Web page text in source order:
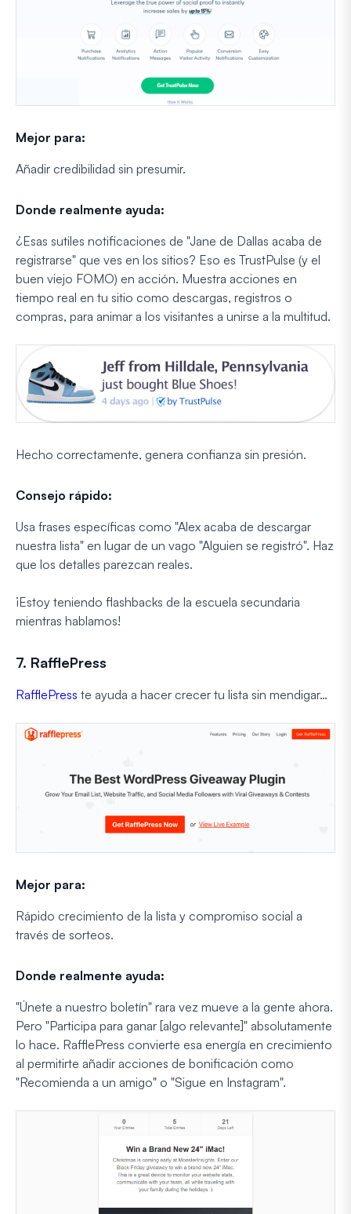
Mejor para:
Añadir credibilidad sin presumir.
Donde realmente ayuda:
¿Esas sutiles notificaciones de "Jane de Dallas acaba de
registrarse" que ves en los sitios? Eso es TrustPulse (y el
buen viejo FOMO) en acción. Muestra acciones en
tiempo real en tu sitio como descargas, registros o
compras, para animar a los visitantes a unirse a la multitud.
Hecho correctamente, genera confianza sin presión.
Consejo rápido:
Usa frases específicas como "Alex acaba de descargar
nuestra lista" en lugar de un vago "Alguien se registró". Haz
que los detalles parezcan reales.
¡Estoy teniendo flashbacks de la escuela secundaria
mientras hablamos!
7. RafflePress
RafflePress te ayuda a hacer crecer tu lista sin mendigar…
Mejor para:
Rápido crecimiento de la lista y compromiso social a
través de sorteos.
Donde realmente ayuda:
"Únete a nuestro boletín" rara vez mueve a la gente ahora.
Pero "Participa para ganar [algo relevante]" absolutamente
lo hace. RafflePress convierte esa energía en crecimiento
al permitirte añadir acciones de bonificación como
"Recomienda a un amigo" o "Sigue en Instagram".